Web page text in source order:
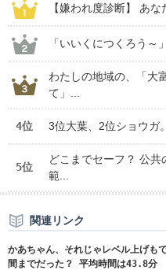
【嫌われ度診断】 あ
「いいくにつくろう
わたしの地域の、「大
て」...
4位 3位大葉、2位ショウガ
5位
どこまでセーフ？ 公
範...
関連リンク
かあちゃん、それじゃレベル上げ
間までだった？ 平均時間は43.8分